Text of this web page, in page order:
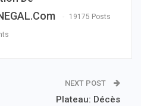
19175 Posts
NEXT POST
Plateau: Décès